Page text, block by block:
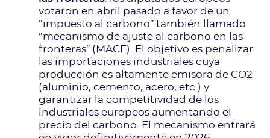
votaron en abril pasado a favor de un
“impuesto al carbono” también llamado
“mecanismo de ajuste al carbono en las
fronteras” (MACF). El objetivo es penalizar
las importaciones industriales cuya
producción es altamente emisora de CO2
(aluminio, cemento, acero, etc.) y
garantizar la competitividad de los
industriales europeos aumentando el
precio del carbono. El mecanismo entrará